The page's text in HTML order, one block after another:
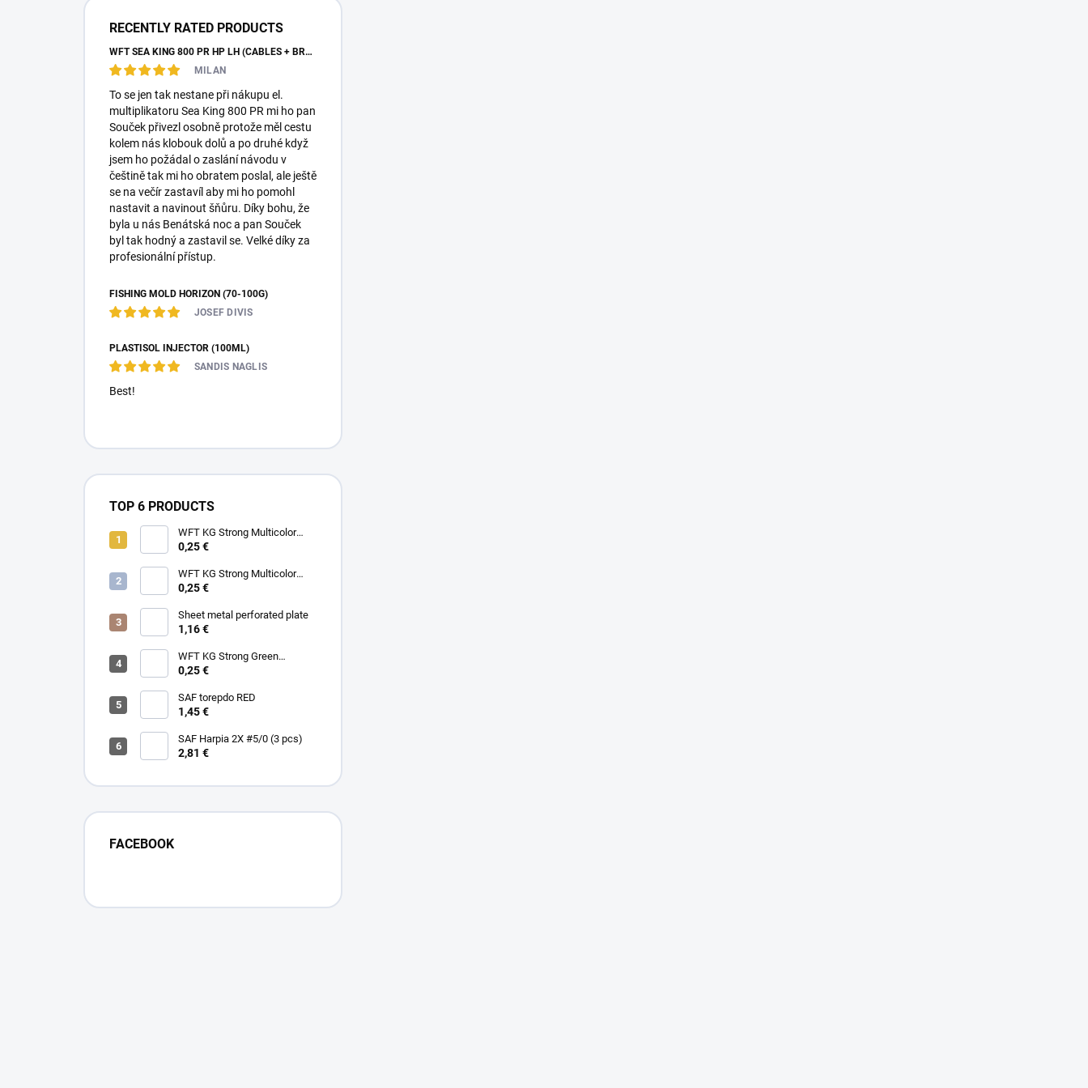
RECENTLY RATED PRODUCTS
WFT SEA KING 800 PR HP LH (CABLES + BRAID)
MILAN
To se jen tak nestane při nákupu el.
multiplikatoru Sea King 800 PR mi ho pan
Souček přivezl osobně protože měl cestu
kolem nás klobouk dolů a po druhé když
jsem ho požádal o zaslání návodu v
češtině tak mi ho obratem poslal, ale ještě
se na večír zastavíl aby mi ho pomohl
nastavit a navinout šňůru. Díky bohu, že
byla u nás Benátská noc a pan Souček
byl tak hodný a zastavil se. Velké díky za
profesionální přístup.
FISHING MOLD HORIZON (70-100G)
JOSEF DIVIS
PLASTISOL INJECTOR (100ML)
SANDIS NAGLIS
Best!
TOP 6 PRODUCTS
WFT KG Strong Multicolor
0.22mm 32kg
0,25 €
WFT KG Strong Multicolor
0.25mm 39kg
0,25 €
Sheet metal perforated plate
1,16 €
WFT KG Strong Green
0.25mm 39kg
0,25 €
SAF torepdo RED
1,45 €
SAF Harpia 2X #5/0 (3 pcs)
2,81 €
FACEBOOK